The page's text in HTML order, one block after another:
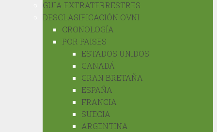
GUIA EXTRATERRESTRES
DESCLASIFICACIÓN OVNI
CRONOLOGÍA
POR PAISES
ESTADOS UNIDOS
CANADÁ
GRAN BRETAÑA
ESPAÑA
FRANCIA
SUECIA
ARGENTINA